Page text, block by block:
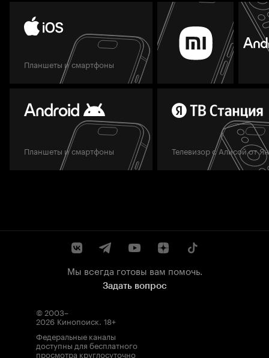
Планшеты и смартфоны
Планшеты и смартфоны Телевизор с Алисой от
Мы всегда готовы вам помочь.
Задать вопрос
© 2003–
2026 Кинопоиск. 18+
Федеральные каналы
доступны для бесплатного
просмотра круглосуточно